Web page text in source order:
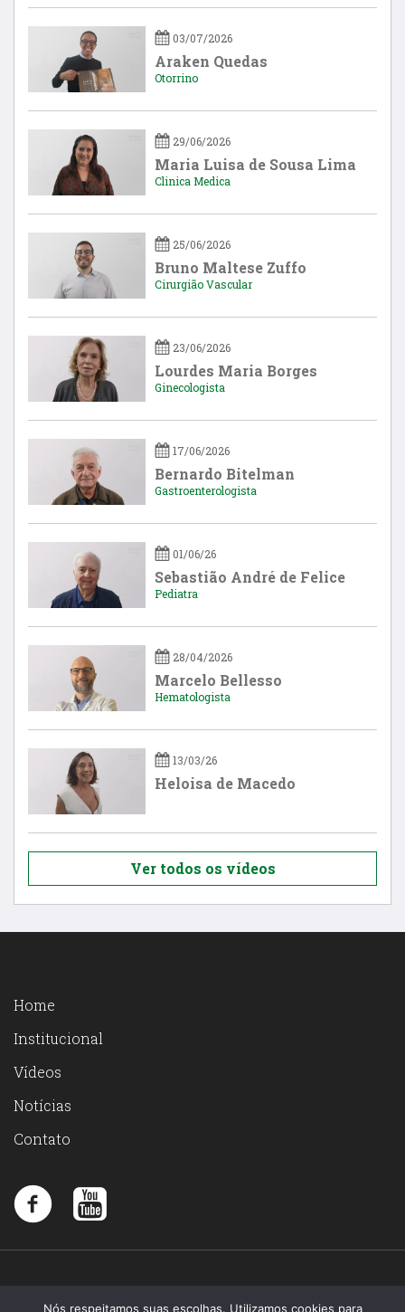
03/07/2026
Araken Quedas
Otorrino
29/06/2026
Maria Luisa de Sousa Lima
Clinica Medica
25/06/2026
Bruno Maltese Zuffo
Cirurgião Vascular
23/06/2026
Lourdes Maria Borges
Ginecologista
17/06/2026
Bernardo Bitelman
Gastroenterologista
01/06/26
Sebastião André de Felice
Pediatra
28/04/2026
Marcelo Bellesso
Hematologista
13/03/26
Heloisa de Macedo
Ver todos os vídeos
Home
Institucional
Vídeos
Notícias
Contato
Nós respeitamos suas escolhas. Utilizamos cookies para